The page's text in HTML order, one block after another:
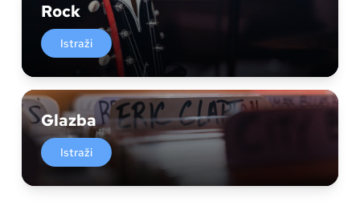
Rock
Istraži
Glazba
Istraži